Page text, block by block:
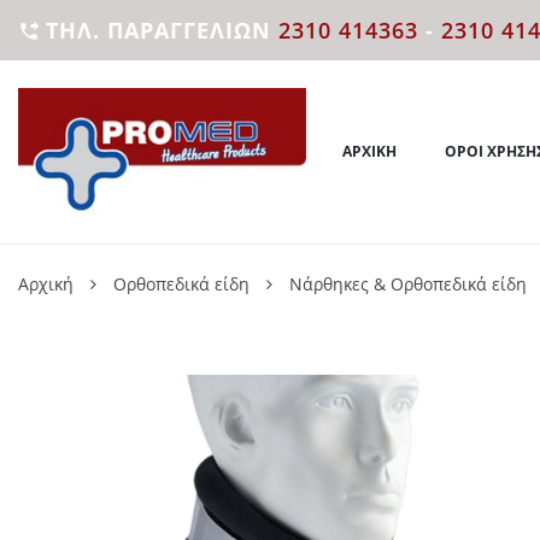
 ΤΗΛ. ΠΑΡΑΓΓΕΛΙΏΝ 2310 414363 - 2310
ΑΡΧΙΚΉ ΌΡΟΙ
Αρχική Ορθοπεδικά είδη Νάρθηκες & Ορθοπεδικά είδη